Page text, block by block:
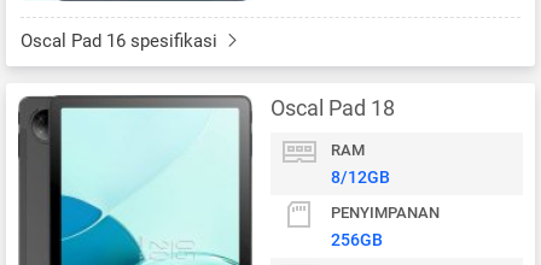
Oscal Pad 16 spesifikasi
Oscal Pad 18
RAM
8/12GB
PENYIMPANAN
256GB